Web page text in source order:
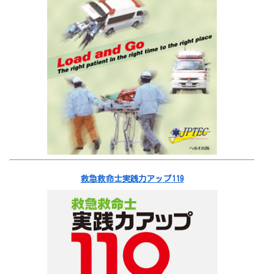
救急救命士実践力アップ119